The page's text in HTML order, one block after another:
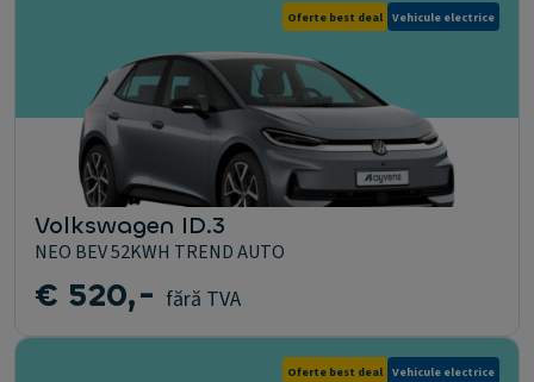
Oferte best deal Vehicule electrice
Volkswagen ID.3
NEO BEV 52KWH TREND AUTO
€ 520,- fără TVA
Oferte best deal Vehicule electrice